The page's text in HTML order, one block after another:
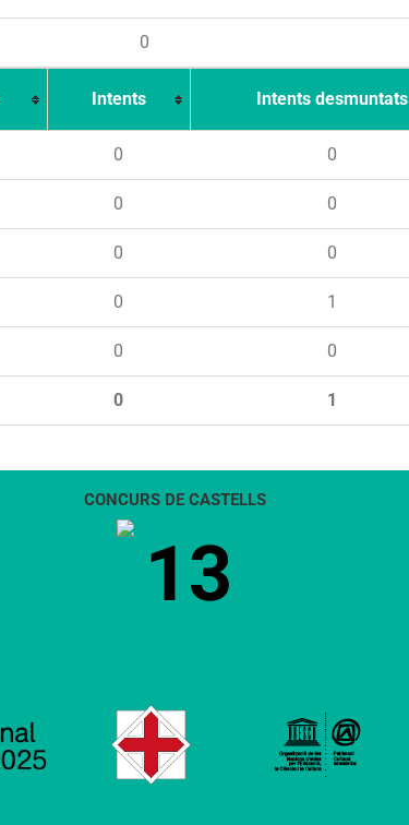
0
Intents Intents desmuntats
0 1
0 0
0 0
0 0
0 1
0 0
CONCURS DE CASTELLS
13